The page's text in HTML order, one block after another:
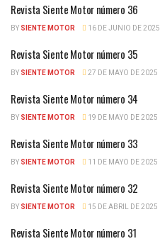
Revista Siente Motor número 36
BY SIENTE MOTOR 16 DE JUNIO DE 2025
Revista Siente Motor número 35
BY SIENTE MOTOR 27 DE MAYO DE 2025
Revista Siente Motor número 34
BY SIENTE MOTOR 19 DE MAYO DE 2025
Revista Siente Motor número 33
BY SIENTE MOTOR 11 DE MAYO DE 2025
Revista Siente Motor número 32
BY SIENTE MOTOR 15 DE ABRIL DE 2025
Revista Siente Motor número 31